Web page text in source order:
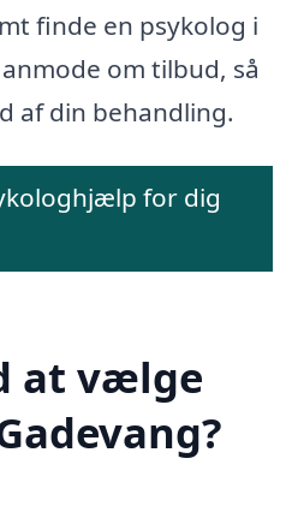
finde en psykolog i
om tilbud, så
af din behandling.
for dig
at vælge